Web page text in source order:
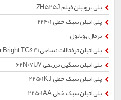
پلی پروپیلن فیلم ZH525J
پلی اتیلن سبک خطی 22401
نرمال بوتانول
پلی اتیلن ترفتالات نساجی Super Bright TG641
پلی اتیلن سنگین تزریقی 62N07UV
پلی اتیلن سبک خطی 22501KJ
پلی اتیلن سبک خطی 22501AA